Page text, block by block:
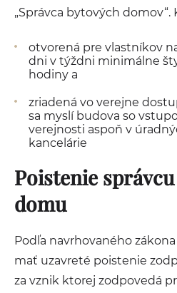
„Správca bytových domov“.
otvorená pre vlastníkov
dni v týždni minimálne
hodiny a
zriadená vo verejne
sa myslí budova so
verejnosti aspoň v
kancelárie
Poistenie
domu
Podľa navrhovaného
mať uzavreté poistenie
za vznik ktorej zodpovedá